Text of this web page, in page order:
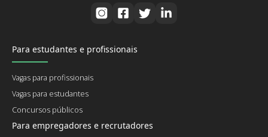
Para estudantes e profissionais
Vagas para profissionais
Vagas para estudantes
Concursos públicos
Para empregadores e recrutadores